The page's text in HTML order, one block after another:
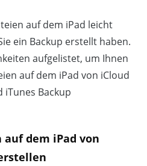
auf dem iPad leicht
ein Backup erstellt haben.
aufgelistet, um Ihnen
auf dem iPad von iCloud
iTunes Backup
auf dem iPad von